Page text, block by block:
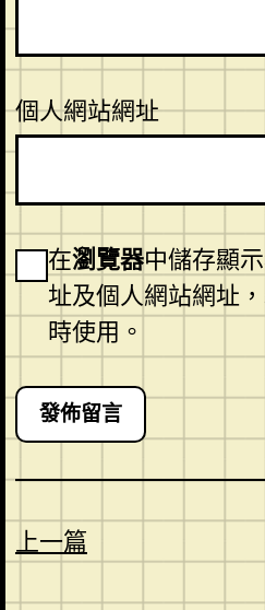
個人網站網址
在瀏覽器中儲存顯
址及個人網站網址
時使用。
上一篇